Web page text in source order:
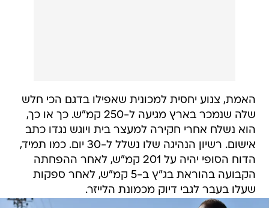
האמת, צנוע יחסית למכונית שאפילו בדגם הכי חלש
שלה שנמכר בארץ מגיעה ל-250 קמ"ש. כך או כך,
הוא נשלח אחרי חקירה למעצר בית ויוגש נגדו כתב
אישום. רשיון הנהיגה שלו נשלל ל-30 יום. כמו תמיד,
הדוח הסופי יהיה על 201 קמ"ש, לאחר ההפחתה
הקבועה בהוראת בג"ץ ב-5 קמ"ש, לאחר ספקות
שעלו בעבר לגבי דיוק מכמונת הלייזר.